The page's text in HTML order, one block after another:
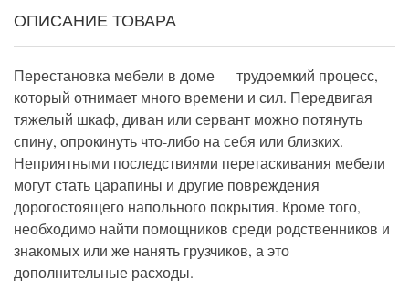
ОПИСАНИЕ ТОВАРА
Перестановка мебели в доме — трудоемкий процесс,
который отнимает много времени и сил. Передвигая
тяжелый шкаф, диван или сервант можно потянуть
спину, опрокинуть что-либо на себя или близких.
Неприятными последствиями перетаскивания мебели
могут стать царапины и другие повреждения
дорогостоящего напольного покрытия. Кроме того,
необходимо найти помощников среди родственников и
знакомых или же нанять грузчиков, а это
дополнительные расходы.